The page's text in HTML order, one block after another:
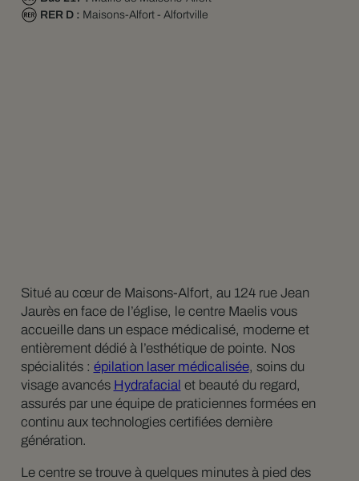
RER D : Maisons-Alfort - Alfortville
Situé au cœur de Maisons-Alfort, au 124 rue Jean
Jaurès en face de l’église, le centre Maelis vous
accueille dans un espace médicalisé, moderne et
entièrement dédié à l’esthétique de pointe. Nos
spécialités : épilation laser médicalisée, soins du
visage avancés Hydrafacial et beauté du regard,
assurés par une équipe de praticiennes formées en
continu aux technologies certifiées dernière
génération.
Le centre se trouve à quelques minutes à pied des